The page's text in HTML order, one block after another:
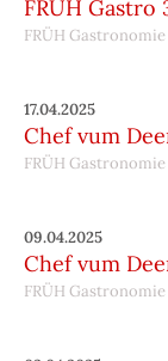
FRÜH Gastro
FRÜH Gastronomie
17.04.2025
Chef vum
FRÜH Gastronomie
09.04.2025
Chef vum
FRÜH Gastronomie